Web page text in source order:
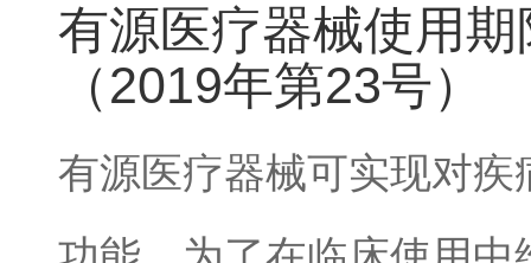
有源医疗器械使用
（2019年第23号）
有源医疗器械可实现对